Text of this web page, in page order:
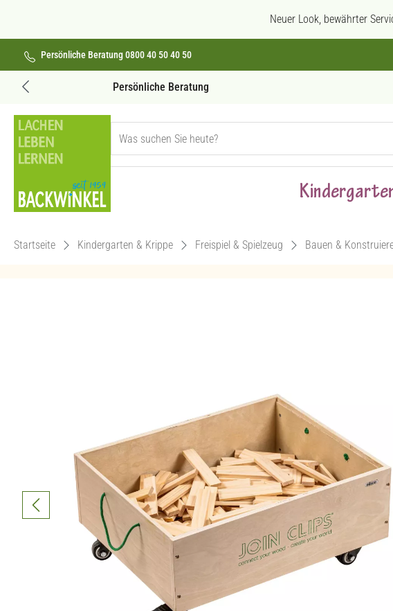
Neuer Look, bewährter
Persönliche Beratung 0800 40 50 40 50
Geprüfte Produktqualität
Startseite Kindergarten & Krippe Freispiel & Spielzeug Bauen &